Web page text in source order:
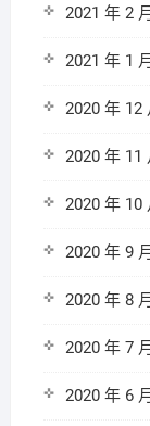
2021 年 2 月
2021 年 1 月
2020 年 12
2020 年 11
2020 年 10
2020 年 9 月
2020 年 8 月
2020 年 7 月
2020 年 6 月